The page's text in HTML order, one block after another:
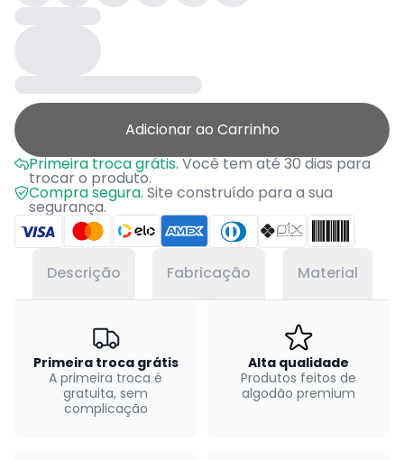
Adicionar ao Carrinho
Primeira troca grátis.Você tem até 30 dias para
trocar o produto.
Compra segura. Site construído para a sua
segurança.
Descrição Fabricação Material
Primeira troca grátis
A primeira troca é
gratuita, sem
complicação
Alta qualidade
Produtos feitos de
algodão premium